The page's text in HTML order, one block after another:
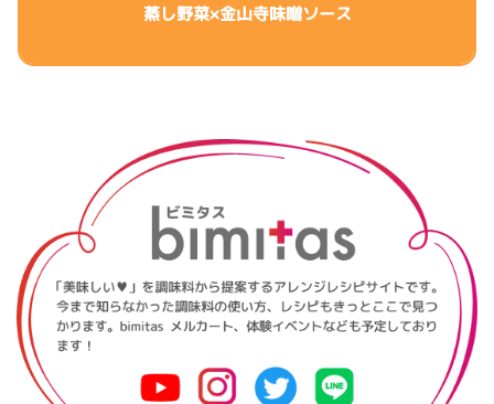
蒸し野菜×金山寺味噌ソース